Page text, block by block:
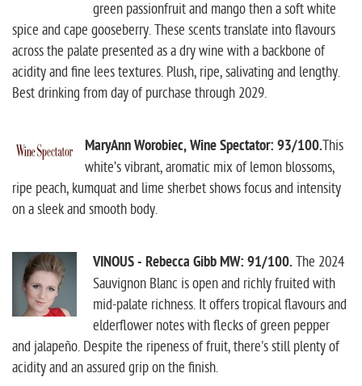
green passionfruit and mango then a soft white
spice and cape gooseberry. These scents translate into flavours
across the palate presented as a dry wine with a backbone of
acidity and fine lees textures. Plush, ripe, salivating and lengthy.
Best drinking from day of purchase through 2029.
MaryAnn Worobiec, Wine Spectator: 93/100.This
white’s vibrant, aromatic mix of lemon blossoms,
ripe peach, kumquat and lime sherbet shows focus and intensity
on a sleek and smooth body.
VINOUS - Rebecca Gibb MW: 91/100.The 2024
Sauvignon Blanc is open and richly fruited with
mid-palate richness. It offers tropical flavours and
elderflower notes with flecks of green pepper
and jalapeño. Despite the ripeness of fruit, there's still plenty of
acidity and an assured grip on the finish.